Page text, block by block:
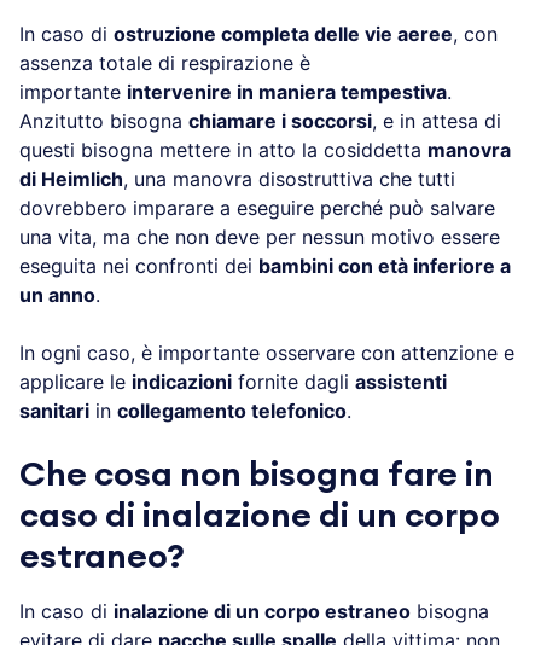
In caso di ostruzione completa delle vie aeree, con
assenza totale di respirazione è
importante intervenire in maniera tempestiva.
Anzitutto bisogna chiamare i soccorsi, e in attesa di
questi bisogna mettere in atto la cosiddetta manovra
di Heimlich, una manovra disostruttiva che tutti
dovrebbero imparare a eseguire perché può salvare
una vita, ma che non deve per nessun motivo essere
eseguita nei confronti dei bambini con età inferiore a
un anno.
In ogni caso, è importante osservare con attenzione e
applicare le indicazioni fornite dagli assistenti
sanitari in collegamento telefonico.
Che cosa non bisogna fare in
caso di inalazione di un corpo
estraneo?
In caso di inalazione di un corpo estraneo bisogna
evitare di dare pacche sulle spalle della vittima: non